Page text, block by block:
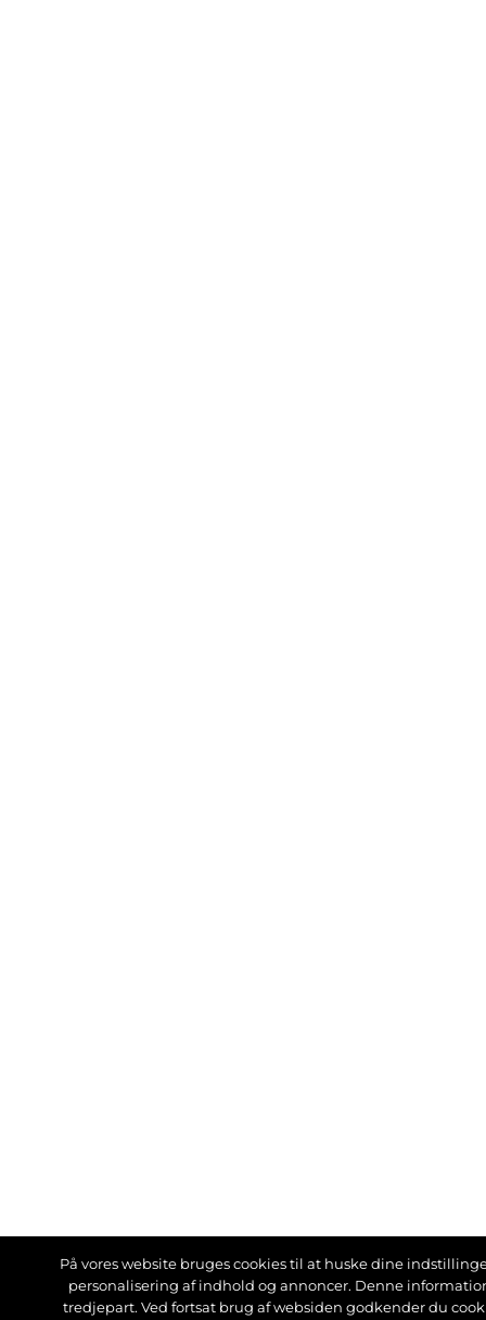
På vores website bruges cookies til at huske dine
personalisering af indhold og annoncer. Denne
tredjepart. Ved fortsat brug af websiden godkender du